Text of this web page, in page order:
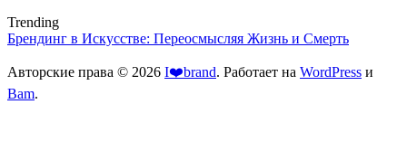
Trending
Брендинг в Искусстве: Переосмысляя Жизнь и Смерть
Авторские права © 2026 I❤️brand. Работает на WordPress и
Bam.